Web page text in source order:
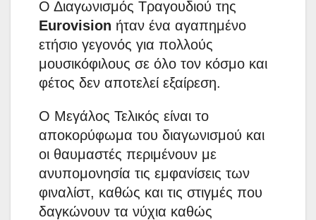
Ο Διαγωνισμός Τραγουδιού της
Eurovision ήταν ένα αγαπημένο
ετήσιο γεγονός για πολλούς
μουσικόφιλους σε όλο τον κόσμο και
φέτος δεν αποτελεί εξαίρεση.
Ο Μεγάλος Τελικός είναι το
αποκορύφωμα του διαγωνισμού και
οι θαυμαστές περιμένουν με
ανυπομονησία τις εμφανίσεις των
φιναλίστ, καθώς και τις στιγμές που
δαγκώνουν τα νύχια καθώς